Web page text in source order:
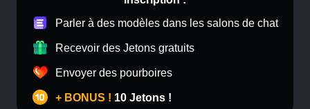
Parler à des modèles dans les salons de chat
Recevoir des Jetons gratuits
Envoyer des pourboires
+ BONUS ! 10 Jetons !